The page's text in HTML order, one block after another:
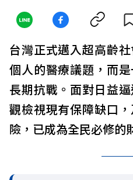
台灣正式邁入超高齡
個人的醫療議題，而
長期抗戰。面對日益
觀檢視現有保障缺口
險，已成為全民必修的